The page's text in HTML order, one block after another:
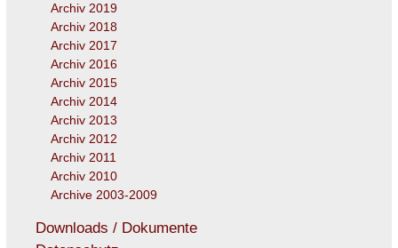
Archiv 2019
Archiv 2018
Archiv 2017
Archiv 2016
Archiv 2015
Archiv 2014
Archiv 2013
Archiv 2012
Archiv 2011
Archiv 2010
Archive 2003-2009
Downloads / Dokumente